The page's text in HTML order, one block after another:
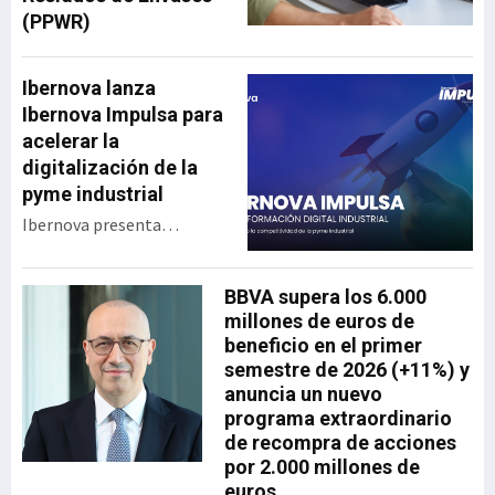
BBVA supera los 6.000
millones de euros de
beneficio en el primer
semestre de 2026 (+11%) y
anuncia un nuevo
programa extraordinario
de recompra de acciones
por 2.000 millones de
(PPWR)
Ibernova lanza
Ibernova Impulsa para
acelerar la
digitalización de la
pyme industrial
Ibernova presenta
programa de apoyo a la
transformación digital
industrial diseñado para
acercar tecnología real a
las pymes con menor
capacidad de inversión y
acompañarlas en un
proceso de digitalización
progresivo, accesible y